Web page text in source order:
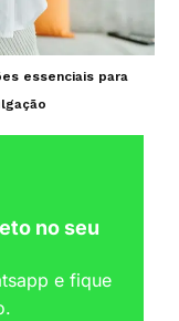
essenciais para
no seu
e fique